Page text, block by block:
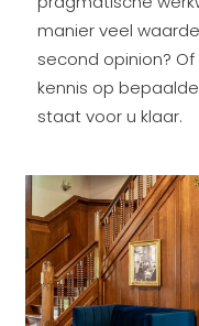
manier veel
second opinion?
kennis op bepaalde
staat voor u klaar.